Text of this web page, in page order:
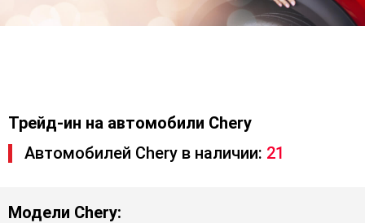
Трейд-ин на автомобили Chery
Автомобилей Chery в наличии: 21
Модели Chery: